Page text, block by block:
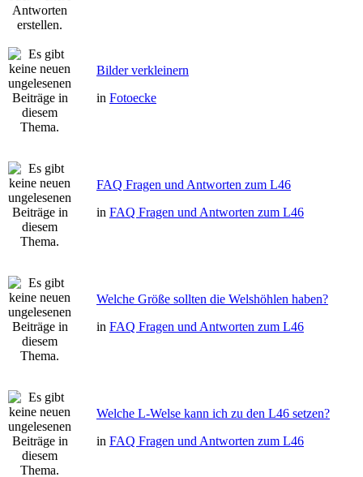
Bilder verkleinern
in Fotoecke
FAQ Fragen und Antworten zum L46
in FAQ Fragen und Antworten zum L46
Welche Größe sollten die Welshöhlen haben?
in FAQ Fragen und Antworten zum L46
Welche L-Welse kann ich zu den L46 setzen?
in FAQ Fragen und Antworten zum L46